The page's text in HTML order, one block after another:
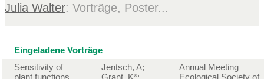
Julia Walter: Vorträge, Poster...
Eingeladene Vorträge
Sensitivity of
plant functions
Jentsch, A;
Grant, K*;
Annual Meeting
Ecological Society of